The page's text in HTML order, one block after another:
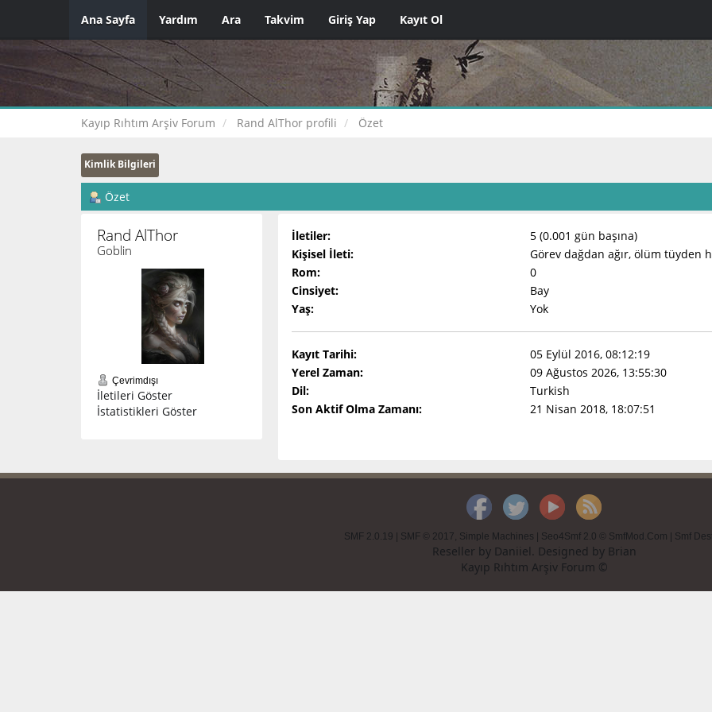
Ana Sayfa Yardım Ara Takvim Giriş Yap Kayıt Ol
Kayıp Rıhtım Arşiv Forum Rand AlThor profili Özet
Kimlik Bilgileri
Özet
Rand AlThor
Goblin
Çevrimdışı
İletileri Göster
İstatistikleri Göster
İletiler:
5 (0.001 gün başına)
Kişisel İleti:
Görev dağdan ağır, ölüm tüyden
Rom:
0
Cinsiyet:
Bay
Yaş:
Yok
Kayıt Tarihi:
05 Eylül 2016, 08:12:19
Yerel Zaman:
09 Ağustos 2026, 13:55:30
Dil:
Turkish
Son Aktif Olma Zamanı:
21 Nisan 2018, 18:07:51
SMF 2.0.19 | SMF © 2017 Simple Machines | Seo4Smf 2.0 © SmfMod.Com | Smf
Reseller by Daniiel. Designed by Brian
Kayıp Rıhtım Arşiv Forum ©